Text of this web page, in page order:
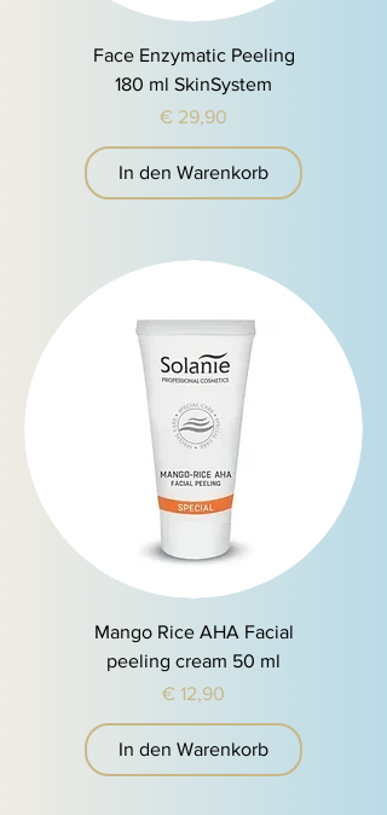
Face Enzymatic Peeling
180 ml SkinSystem
Preis
€ 29,90
In den Warenkorb
Mango Rice AHA Facial
peeling cream 50 ml
Preis
€ 12,90
In den Warenkorb